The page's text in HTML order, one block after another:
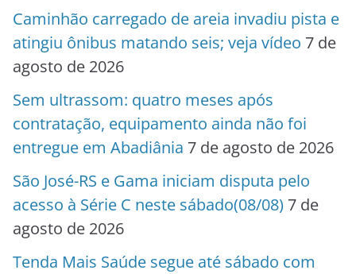
Caminhão carregado de areia invadiu pista e
atingiu ônibus matando seis; veja vídeo 7 de
agosto de 2026
Sem ultrassom: quatro meses após
contratação, equipamento ainda não foi
entregue em Abadiânia 7 de agosto de 2026
São José-RS e Gama iniciam disputa pelo
acesso à Série C neste sábado(08/08) 7 de
agosto de 2026
Tenda Mais Saúde segue até sábado com